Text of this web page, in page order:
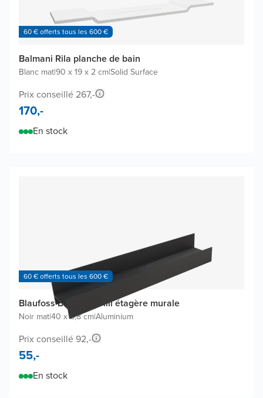
60 € offerts tous les 600 €
Balmani Rila planche de bain
Blanc mat|90 x 19 x 2 cm|Solid Surface
Prix conseillé 267,-
170,-
En stock
60 € offerts tous les 600 €
Blaufoss Blackline Tilli étagère murale
Noir mat|40 x 6,8 cm|Aluminium
Prix conseillé 92,-
55,-
En stock